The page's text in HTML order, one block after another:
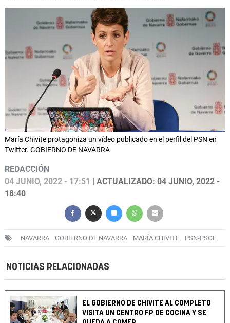
María Chivite protagoniza un vídeo publicado en el perfil del PSN en
Twitter. GOBIERNO DE NAVARRA
REDACCIÓN
04 JUNIO, 2022 - 17:51
| ACTUALIZADO: 04 JUNIO, 2022 -
18:40
NAVARRA GOBIERNO DE NAVARRA MARÍA CHIVITE PSN-PSOE
NOTICIAS RELACIONADAS
EL GOBIERNO DE CHIVITE AL COMPLETO
VISITA UN CENTRO FP DE COCINA Y SE